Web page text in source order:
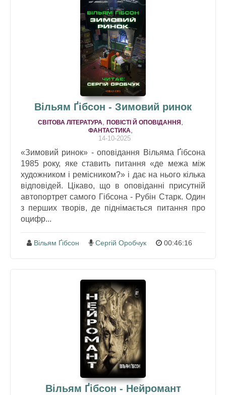
Вільям Ґібсон - Зимовий ринок
СВІТОВА ЛІТЕРАТУРА ПОВІСТІ Й ОПОВІДАННЯ
ФАНТАСТИКА
14-10-2025
«Зимовий ринок» - оповідання Вільяма Ґібсона
1985 року, яке ставить питання «де межа між
художником і ремісником?» і дає на нього кілька
відповідей. Цікаво, що в оповіданні присутній
автопортрет самого Гібсона - Рубін Старк. Один
з перших творів, де піднімається питання про
оцифр...
Вільям Ґібсон Сергій Оробчук 00:46:16
Вільям Ґібсон - Нейромант